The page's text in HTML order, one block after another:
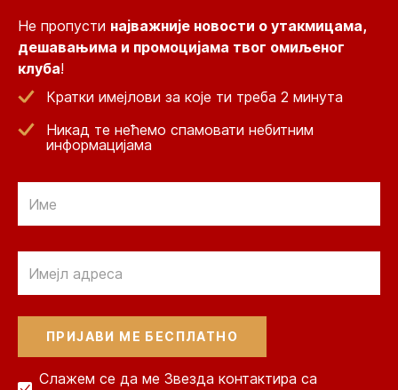
Не пропусти најважније новости о утакмицама,
дешавањима и промоцијама твог омиљеног
клуба!
Кратки имејлови за које ти треба 2 минута
Никад те нећемо спамовати небитним
информацијама
Слажем се да ме Звезда контактира са